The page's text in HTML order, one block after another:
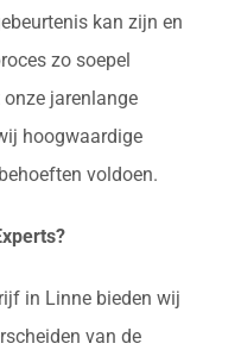
kan zijn en
zo soepel
jarenlange
hoogwaardige
voldoen.
in Linne bieden wij
van de